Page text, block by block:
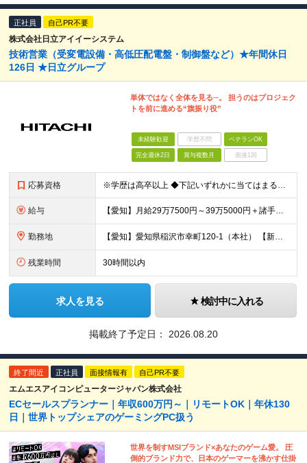
正社員 自己PR不要
株式会社日立アイイーシステム
技術営業（受変電設備・高低圧配電盤・制御盤など）★年間休日
126日 ★日立グループ
単体ではなく全体を見る─。 担うのはプロジェク
トを前に進める“旗振り役”
未経験歓迎 学歴不問 ベテランOK
完全週休2日 賞与複数月 面接1回
応募資格 ※学歴は高卒以上 ◆下記いずれかに当てはまる方 ・受変電設備やそれに近い電気設備に関する何らかの業務経験または知識をお持ちの方 ・電気設備に関する何らかの業務経験または知識をお持ちの方
給与 【愛知】月給29万7500円～39万5000円＋諸手当＋賞与 【新潟】月給25万3500円～33万8500円＋諸手当＋賞与 ※経験や能力を充分に考慮したうえで加給優遇します。 ※残業代は全額別途支給
勤務地 【愛知】愛知県稲沢市幸町120-1（本社） 【新潟】新潟県新潟市中央区笹口一丁目2番地 プラーカ2 3階（株式会社日立製作所 新潟支店内） ～出張について～ ▼愛知 東海エリアを中心に出張があります
残業時間 30時間以内
求人を見る 検討中に入れる
掲載終了予定日： 2026.08.20
終了間近 正社員 面接情報有 自己PR不要
エムエスアイコンピュータージャパン株式会社
ECセールスプランナー｜年収600万円～｜リモートOK｜年休130
日｜世界トップシェアのゲーミングPC扱う
世界を制すMSIブランド×あなたのゲーム愛。 圧
倒的ブランド力で、日本のゲーマーを沸かす仕掛